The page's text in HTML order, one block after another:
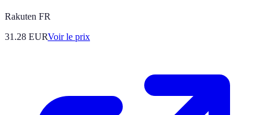
Rakuten FR
31.28 EURVoir le prix